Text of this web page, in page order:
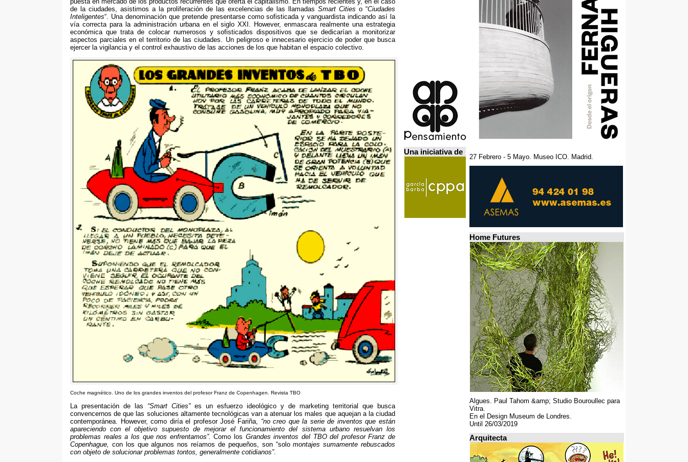
de la ciudades
asistimos a la proliferación de las excelencias de las llamadas Smart Cities o “Ciudades
Inteligentes“. Una denominación que pretende presentarse como sofisticada y vanguardista indicando así la
vía correcta para la administración urbana en el siglo XXI . However,enmascara realmente una estrategia
económica que trata de colocar numerosos y sofisticados dispositivos que se dedicarían a monitorizar
aspectos parciales en el territorio de las ciudades
Un peligroso e innecesario ejercicio de poder que busca
ejercer la vigilancia y el control exhaustivo de las acciones de los que habitan el espacio colectivo
Coche magnético. Uno de los grandes inventos del profesor Franz de Copenhagen. Revista TBO
La presentación de las “Smart Cities” es un esfuerzo ideológico y de marketing territorial que busca
convencernos de que las soluciones altamente tecnológicas van a atenuar los males que aquejan a la ciudad
contemporánea. However,como diría el profesor José Fariña, “no creo que la serie de inventos que están
apareciendo con el objetivo supuesto de mejorar el funcionamiento del sistema urbano resuelvan los
problemas reales a los que nos enfrentamos”. Como los Grandes inventos del TBO del profesor Franz de
Copenhague, con los que algunos nos reíamos de pequeños, son“solo montajes sumamente rebuscados
con objeto de solucionar problemas tontos, generalmente cotidianos”.
Una iniciativa de
27 Febrero - 5 Mayo. Museo ICO. Madrid.
Home Futures
Algues. Paul Tahom &amp; Studio Bouroullec para
Vitra.
En el Design Museum de Londres.
Until 26/03/2019
Arquitecta